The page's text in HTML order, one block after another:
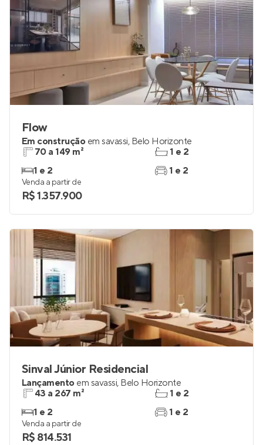
Flow
Em construção em savassi, Belo Horizonte
70 a 149 m²
1 e 2
1 e 2
1 e 2
Venda a partir de
R$ 1.357.900
Sinval Júnior Residencial
Lançamento em savassi, Belo Horizonte
43 a 267 m²
1 e 2
1 e 2
1 e 2
Venda a partir de
R$ 814.531